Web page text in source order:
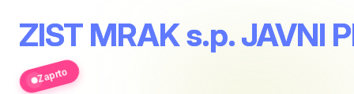
ZIST MRAK s.p. JAVNI
Zaprto